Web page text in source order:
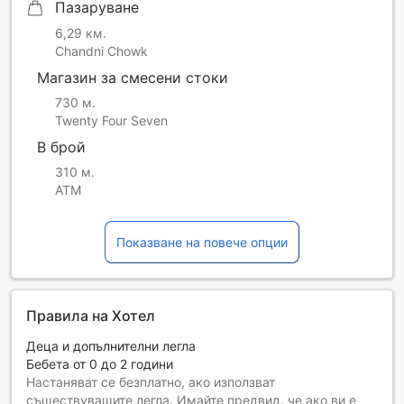
Пазаруване
6,29 км.
Chandni Chowk
Магазин за смесени стоки
730 м.
Twenty Four Seven
В брой
310 м.
ATM
Показване на повече опции
Правила на Хотел
Деца и допълнителни легла
Бебета от 0 до 2 години
Настаняват се безплатно, ако използват
съществуващите легла. Имайте предвид, че ако ви е